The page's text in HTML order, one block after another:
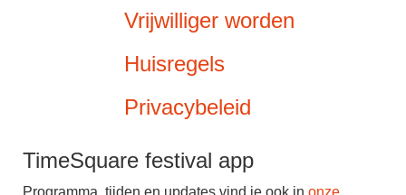
Vrijwilliger worden
Huisregels
Privacybeleid
TimeSquare festival app
Programma, tijden en updates vind je ook in onze